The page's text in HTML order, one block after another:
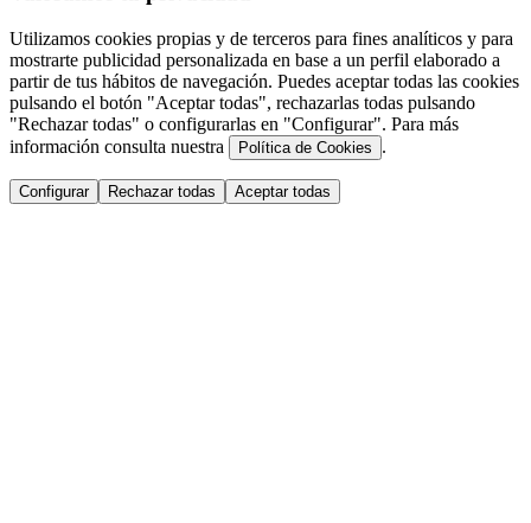
Utilizamos cookies propias y de terceros para fines analíticos y para
mostrarte publicidad personalizada en base a un perfil elaborado a
partir de tus hábitos de navegación. Puedes aceptar todas las cookies
pulsando el botón "Aceptar todas", rechazarlas todas pulsando
"Rechazar todas" o configurarlas en "Configurar". Para más
información consulta nuestra
Política de Cookies .
Configurar Rechazar todas Aceptar todas